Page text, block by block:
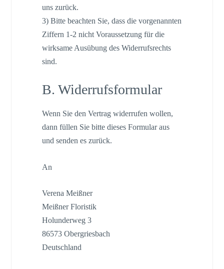
uns zurück.
3) Bitte beachten Sie, dass die vorgenannten
Ziffern 1-2 nicht Voraussetzung für die
wirksame Ausübung des Widerrufsrechts
sind.
B. Widerrufsformular
Wenn Sie den Vertrag widerrufen wollen,
dann füllen Sie bitte dieses Formular aus
und senden es zurück.
An
Verena Meißner
Meißner Floristik
Holunderweg 3
86573 Obergriesbach
Deutschland